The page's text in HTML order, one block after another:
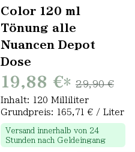
Color 120 ml
Tönung alle
Nuancen Depot
Dose
19,88 €* 29,90 €
Inhalt: 120 Milliliter
Grundpreis: 165,71 € / Liter
Versand innerhalb von 24
Stunden nach Geldeingang